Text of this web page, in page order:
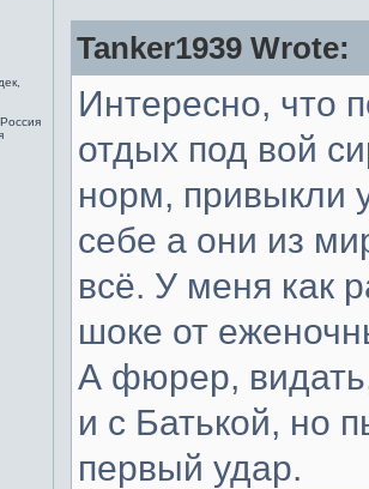
Tanker1939 Wrote:
Интересно, что
отдых под вой
норм, привыкли
себе а они из
всё. У меня как
шоке от
А фюрер,
и с Батькой, но
первый удар.